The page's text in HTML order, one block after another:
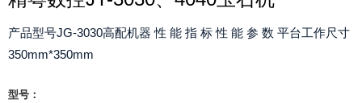
产品型号JG-3030高配机器 性 能 指 标 性 能 参 数 平台工作尺寸
350mm*350mm
型号：